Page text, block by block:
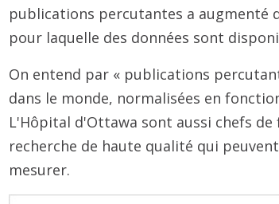
publications percutantes a augmenté
pour laquelle des données sont
On entend par « publications
dans le monde, normalisées en
L'Hôpital d'Ottawa sont aussi chefs
recherche de haute qualité qui
mesurer.